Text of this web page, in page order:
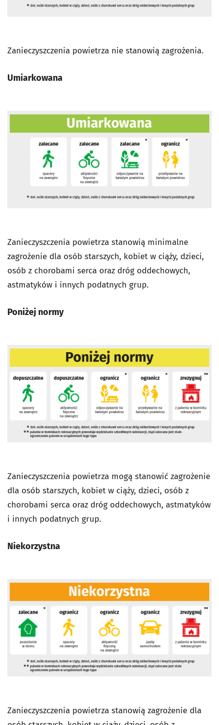
Zanieczyszczenia powietrza nie stanowią zagrożenia.
Umiarkowana
Zanieczyszczenia powietrza stanowią minimalne
zagrożenie dla osób starszych, kobiet w ciąży, dzieci,
osób z chorobami serca oraz dróg oddechowych,
astmatyków i innych podatnych grup.
Poniżej normy
Zanieczyszczenia powietrza mogą stanowić zagrożenie
dla osób starszych, kobiet w ciąży, dzieci, osób z
chorobami serca oraz dróg oddechowych, astmatyków
i innych podatnych grup.
Niekorzystna
Zanieczyszczenia powietrza stanowią zagrożenie dla